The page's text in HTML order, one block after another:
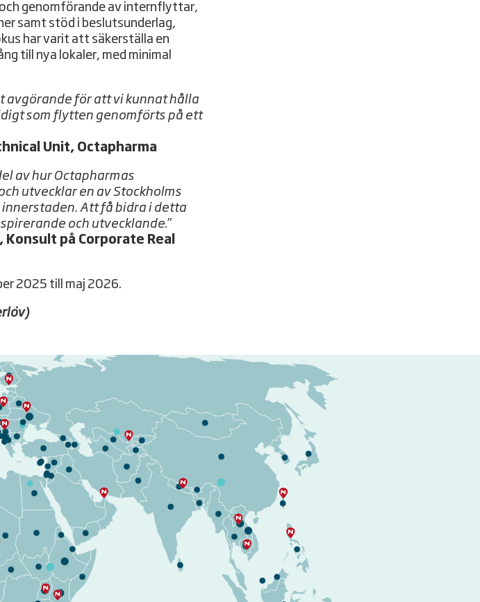
genomförande av internflyttar,
samt stöd i beslutsunderlag,
har varit att säkerställa en
till nya lokaler, med minimal
avgörande för att vi kunnat hålla
som flytten genomförts på ett
Unit, Octapharma
av hur Octapharmas
utvecklar en av Stockholms
Att få bidra i detta
och utvecklande.”
på Corporate Real
2025 till maj 2026.